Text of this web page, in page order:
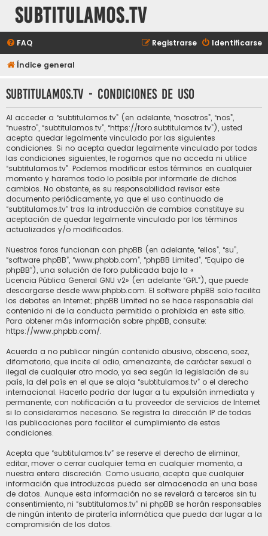
subtitulamos.tv
FAQ Identificarse
Registrarse
Índice general
subtitulamos.tv - Condiciones de uso
Al acceder a “subtitulamos.tv” (en adelante, “nosotros”, “nos”,
“nuestro”, “subtitulamos.tv”, “https://foro.subtitulamos.tv”), usted
acepta quedar legalmente vinculado por las siguientes
condiciones. Si no acepta quedar legalmente vinculado por todas
las condiciones siguientes, le rogamos que no acceda ni utilice
“subtitulamos.tv”. Podemos modificar estos términos en cualquier
momento y haremos todo lo posible por informarle de dichos
cambios. No obstante, es su responsabilidad revisar este
documento periódicamente, ya que el uso continuado de
“subtitulamos.tv” tras la introducción de cambios constituye su
aceptación de quedar legalmente vinculado por los términos
actualizados y/o modificados.
Nuestros foros funcionan con phpBB (en adelante, “ellos”, “su”,
“software phpBB”, “www.phpbb.com”, “phpBB Limited”, “Equipo de
phpBB”), una solución de foro publicada bajo la «
Licencia Pública General GNU v2» (en adelante “GPL”), que puede
descargarse desde www.phpbb.com. El software phpBB solo facilita
los debates en Internet; phpBB Limited no se hace responsable del
contenido ni de la conducta permitida o prohibida en este sitio.
Para obtener más información sobre phpBB, consulte:
https://www.phpbb.com/.
Acuerda a no publicar ningún contenido abusivo, obsceno, soez,
difamatorio, que incite al odio, amenazante, de carácter sexual o
ilegal de cualquier otro modo, ya sea según la legislación de su
país, la del país en el que se aloja “subtitulamos.tv” o el derecho
internacional. Hacerlo podría dar lugar a tu expulsión inmediata y
permanente, con notificación a tu proveedor de servicios de Internet
si lo consideramos necesario. Se registra la dirección IP de todas
las publicaciones para facilitar el cumplimiento de estas
condiciones.
Acepta que “subtitulamos.tv” se reserve el derecho de eliminar,
editar, mover o cerrar cualquier tema en cualquier momento, a
nuestra entera discreción. Como usuario, acepta que cualquier
información que introduzcas pueda ser almacenada en una base
de datos. Aunque esta información no se revelará a terceros sin tu
consentimiento, ni “subtitulamos.tv” ni phpBB se harán responsables
de ningún intento de piratería informática que pueda dar lugar a la
compromisión de los datos.